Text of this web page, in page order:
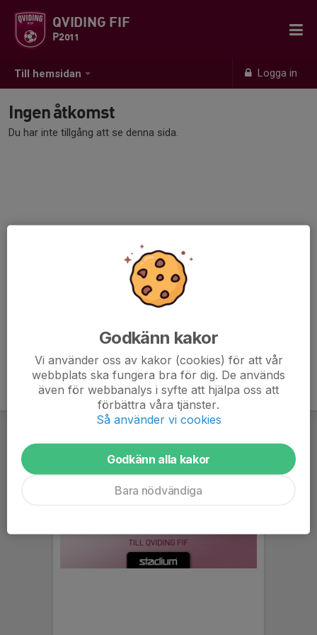
Till hemsidan Logga in
QVIDING FIF
P2011
Ingen åtkomst
Du har inte tillgång att se denna sida.
Godkänn kakor
Vi använder oss av kakor (cookies) för att vår
webbplats ska fungera bra för dig. De används
även för webbanalys i syfte att hjälpa oss att
förbättra våra tjänster.
Så använder vi cookies
Godkänn alla kakor
Bara nödvändiga